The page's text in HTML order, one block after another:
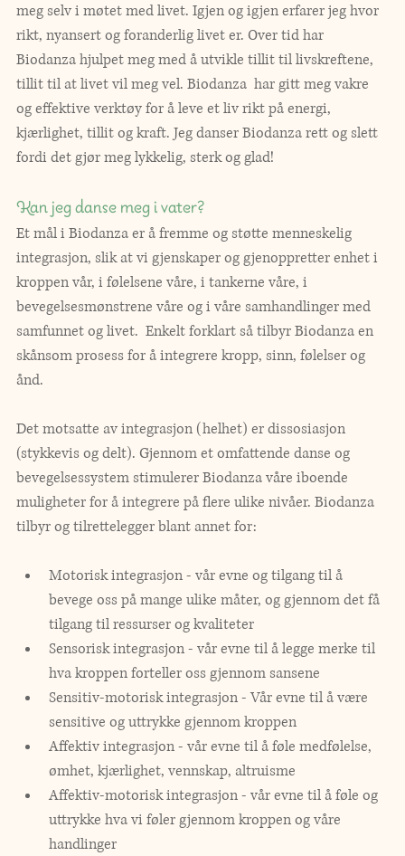
meg selv i møtet med livet. Igjen og igjen erfarer jeg hvor
rikt, nyansert og foranderlig livet er. Over tid har
Biodanza hjulpet meg med å utvikle tillit til livskreftene,
tillit til at livet vil meg vel. Biodanza  har gitt meg vakre
og effektive verktøy for å leve et liv rikt på energi,
kjærlighet, tillit og kraft. Jeg danser Biodanza rett og slett
fordi det gjør meg lykkelig, sterk og glad!
Kan jeg danse meg i vater?
Et mål i Biodanza er å fremme og støtte menneskelig
integrasjon, slik at vi gjenskaper og gjenoppretter enhet i
kroppen vår, i følelsene våre, i tankerne våre, i
bevegelsesmønstrene våre og i våre samhandlinger med
samfunnet og livet.  Enkelt forklart så tilbyr Biodanza en
skånsom prosess for å integrere kropp, sinn, følelser og
ånd.
Det motsatte av integrasjon (helhet) er dissosiasjon
(stykkevis og delt). Gjennom et omfattende danse og
bevegelsessystem stimulerer Biodanza våre iboende
muligheter for å integrere på flere ulike nivåer. Biodanza
tilbyr og tilrettelegger blant annet for:
Motorisk integrasjon - vår evne og tilgang til å
bevege oss på mange ulike måter, og gjennom det få
tilgang til ressurser og kvaliteter
Sensorisk integrasjon - vår evne til å legge merke til
hva kroppen forteller oss gjennom sansene
Sensitiv-motorisk integrasjon - Vår evne til å være
sensitive og uttrykke gjennom kroppen
Affektiv integrasjon - vår evne til å føle medfølelse,
ømhet, kjærlighet, vennskap, altruisme
Affektiv-motorisk integrasjon - vår evne til å føle og
uttrykke hva vi føler gjennom kroppen og våre
handlinger